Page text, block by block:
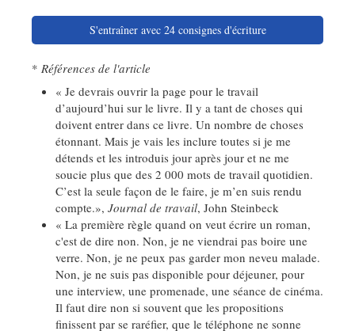
S'entraîner avec 24 consignes d'écriture
* Références de l'article
« Je devrais ouvrir la page pour le travail
d’aujourd’hui sur le livre. Il y a tant de choses qui
doivent entrer dans ce livre. Un nombre de choses
étonnant. Mais je vais les inclure toutes si je me
détends et les introduis jour après jour et ne me
soucie plus que des 2 000 mots de travail quotidien.
C’est la seule façon de le faire, je m’en suis rendu
compte.», Journal de travail, John Steinbeck
« La première règle quand on veut écrire un roman,
c'est de dire non. Non, je ne viendrai pas boire une
verre. Non, je ne peux pas garder mon neveu malade.
Non, je ne suis pas disponible pour déjeuner, pour
une interview, une promenade, une séance de cinéma.
Il faut dire non si souvent que les propositions
finissent par se raréfier, que le téléphone ne sonne